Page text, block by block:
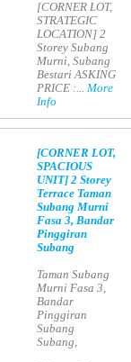
[CORNER LOT,
STRATEGIC
LOCATION] 2
Storey Subang
Murni, Subang
Bestari ASKING
PRICE :...More
Info
[CORNER LOT,
SPACIOUS
UNIT] 2 Storey
Terrace Taman
Subang Murni
Fasa 3, Bandar
Pinggiran
Subang
Taman Subang
Murni Fasa 3,
Bandar
Pinggiran
Subang
Subang,